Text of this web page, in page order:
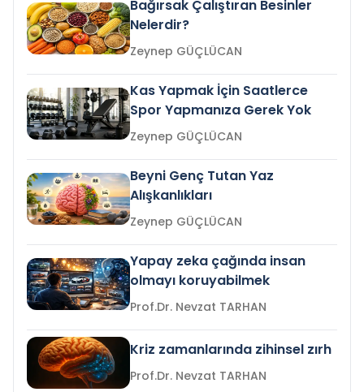
Bağırsak Çalıştıran Besinler
Nelerdir?
Zeynep GÜÇLÜCAN
Kas Yapmak İçin Saatlerce
Spor Yapmanıza Gerek Yok
Zeynep GÜÇLÜCAN
Beyni Genç Tutan Yaz
Alışkanlıkları
Zeynep GÜÇLÜCAN
Yapay zeka çağında insan
olmayı koruyabilmek
Prof.Dr. Nevzat TARHAN
Kriz zamanlarında zihinsel zırh
Prof.Dr. Nevzat TARHAN